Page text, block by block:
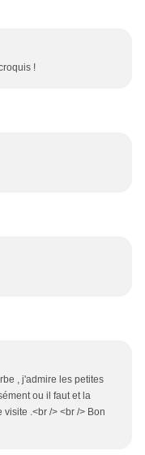
!
, j'admire les petites
ou il faut et la
.<br /> <br /> Bon